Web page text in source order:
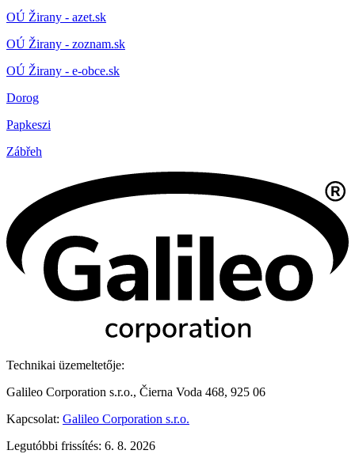
OÚ Žirany - azet.sk
OÚ Žirany - zoznam.sk
OÚ Žirany - e-obce.sk
Dorog
Papkeszi
Zábřeh
Technikai üzemeltetője:
Galileo Corporation s.r.o., Čierna Voda 468, 925 06
Kapcsolat: Galileo Corporation s.r.o.
Legutóbbi frissítés: 6. 8. 2026